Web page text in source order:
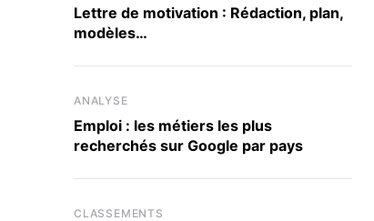
Lettre de motivation : Rédaction, plan,
modèles…
ANALYSE
Emploi : les métiers les plus
recherchés sur Google par pays
CLASSEMENTS